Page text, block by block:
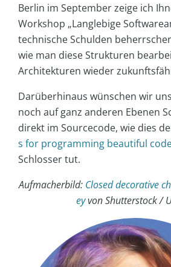
Berlin im September zeige ich
Workshop „Langlebige
technische Schulden
wie man diese Strukturen
Architekturen wieder
Darüberhinaus wünschen wir
noch auf ganz anderen Ebenen
direkt im Sourcecode, wie dies
s for programming beautiful
Schlosser tut.
Aufmacherbild: Closed decorative
eyvon Shutterstock /